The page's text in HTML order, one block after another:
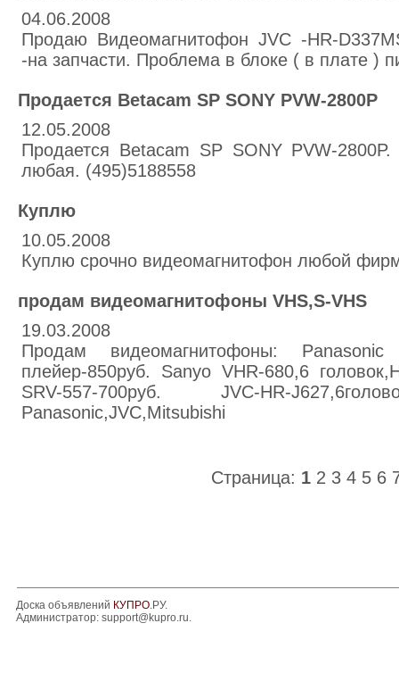
04.06.2008
Продаю Видеомагнитофон JVC -HR-
-на запчасти. Проблема в блоке ( в плате )
Продается Betacam SP SONY PVW-2800P
12.05.2008
Продается Betacam SP SONY PVW-
любая. (495)5188558
Куплю
10.05.2008
Куплю срочно видеомагнитофон любой
продам видеомагнитофоны VHS,S-VHS
19.03.2008
Продам видеомагнитофоны: Panasonic
плейер-850руб. Sanyo VHR-680,6
SRV-557-700руб. JVC-HR-
Panasonic,JVC,Mitsubishi
Страница: 1 2 3 4 5 6
Доска объявлений КУПРО.РУ.
Администратор: support@kupro.ru.